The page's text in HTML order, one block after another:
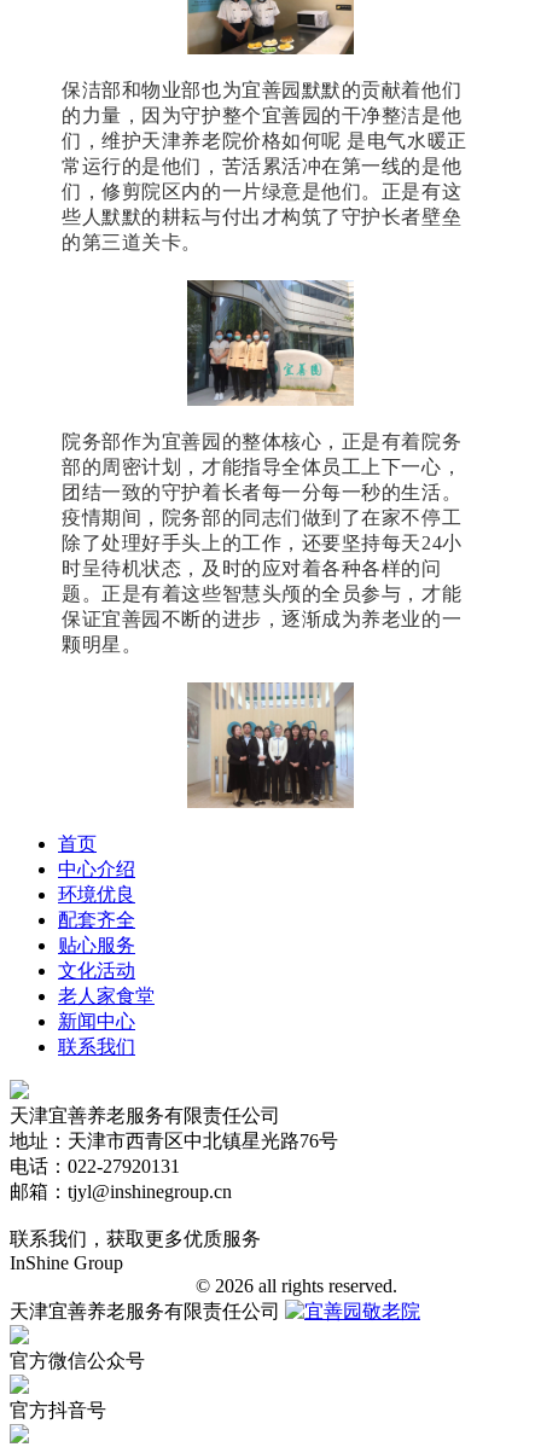
保洁部和物业部也为宜善园默默的贡献着他们
的力量，因为守护整个宜善园的干净整洁是他
们，维护天津养老院价格如何呢 是电气水暖正
常运行的是他们，苦活累活冲在第一线的是他
们，修剪院区内的一片绿意是他们。正是有这
些人默默的耕耘与付出才构筑了守护长者壁垒
的第三道关卡。
院务部作为宜善园的整体核心，正是有着院务
部的周密计划，才能指导全体员工上下一心，
团结一致的守护着长者每一分每一秒的生活。
疫情期间，院务部的同志们做到了在家不停工
除了处理好手头上的工作，还要坚持每天24小
时呈待机状态，及时的应对着各种各样的问
题。正是有着这些智慧头颅的全员参与，才能
保证宜善园不断的进步，逐渐成为养老业的一
颗明星。
首页
中心介绍
环境优良
配套齐全
贴心服务
文化活动
老人家食堂
新闻中心
联系我们
天津宜善养老服务有限责任公司
地址：天津市西青区中北镇星光路76号
电话：022-27920131
邮箱：tjyl@inshinegroup.cn
联系我们，获取更多优质服务
InShine Group
© 2026 all rights reserved.
天津宜善养老服务有限责任公司
官方微信公众号
官方抖音号